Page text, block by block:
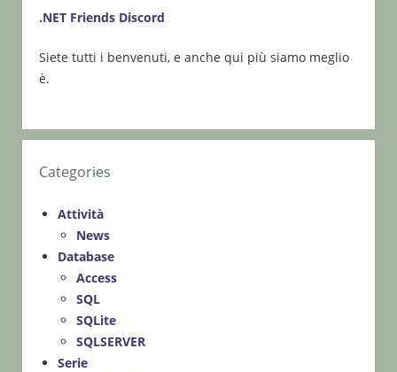
.NET Friends Discord
Siete tutti i benvenuti, e anche qui più siamo meglio
è.
Categories
Attività
News
Database
Access
SQL
SQLite
SQLSERVER
Serie